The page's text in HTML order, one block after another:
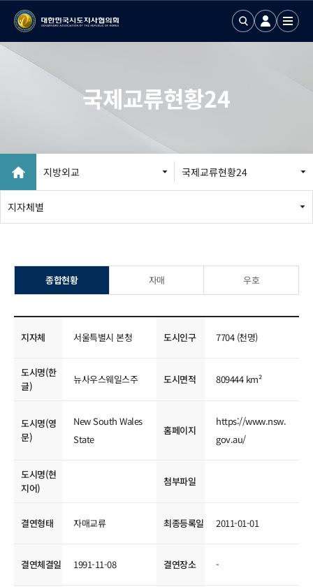
지방외교 추진
국제업무24
국제기구회의
국제교류현황
국제교류현황24
지방외교 국제교류현황24
지자체별
종합현황 자매 우호
지자체 서울특별시 본청 도시인구 7704 (천명)
도시명(한
글)
뉴사우스웨일스주 도시면적 809444 km²
도시명(영
문)
New South Wales
State
홈페이지
https://www.nsw.
gov.au/
도시명(현
지어)
첨부파일
결연형태 자매교류 최종등록일 2011-01-01
결연체결일 1991-11-08 결연장소 -